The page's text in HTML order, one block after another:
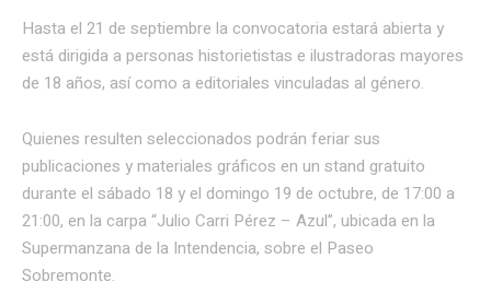
Hasta el 21 de septiembre la convocatoria estará abierta y
está dirigida a personas historietistas e ilustradoras mayores
de 18 años, así como a editoriales vinculadas al género.
Quienes resulten seleccionados podrán feriar sus
publicaciones y materiales gráficos en un stand gratuito
durante el sábado 18 y el domingo 19 de octubre, de 17:00 a
21:00, en la carpa “Julio Carri Pérez – Azul”, ubicada en la
Supermanzana de la Intendencia, sobre el Paseo
Sobremonte.